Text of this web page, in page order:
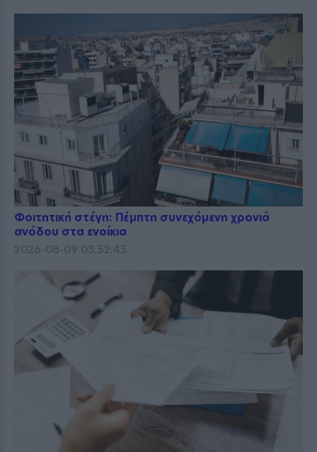
Φοιτητική στέγη: Πέμπτη συνεχόμενη χρονιά
ανόδου στα ενοίκια
2026-08-09 03:52:45